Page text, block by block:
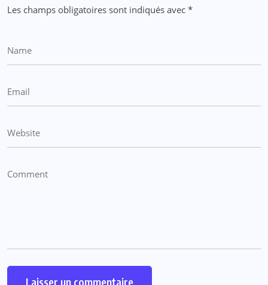
Les champs obligatoires sont indiqués avec *